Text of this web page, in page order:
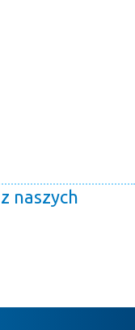
naszych